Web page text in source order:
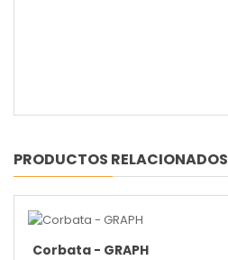
PRODUCTOS RELACIONADOS
Corbata - GRAPH